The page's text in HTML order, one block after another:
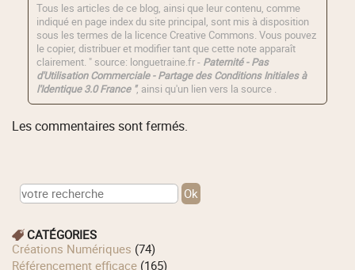
Tous les articles de ce blog, ainsi que leur contenu, comme
indiqué en page index du site principal, sont mis à disposition
sous les termes de la licence Creative Commons. Vous pouvez
le copier, distribuer et modifier tant que cette note apparaît
clairement. " source: longuetraine.fr - Paternité - Pas
d'Utilisation Commerciale - Partage des Conditions Initiales à
l'Identique 3.0 France ", ainsi qu'un lien vers la source .
Les commentaires sont fermés.
CATÉGORIES
Créations Numériques (74)
Référencement efficace (165)